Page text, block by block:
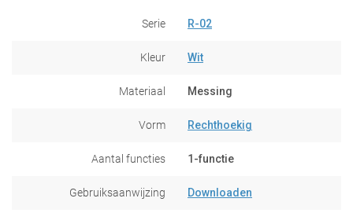
Serie R-02
Kleur Wit
Materiaal Messing
Vorm Rechthoekig
Aantal functies 1-functie
Gebruiksaanwijzing Downloaden